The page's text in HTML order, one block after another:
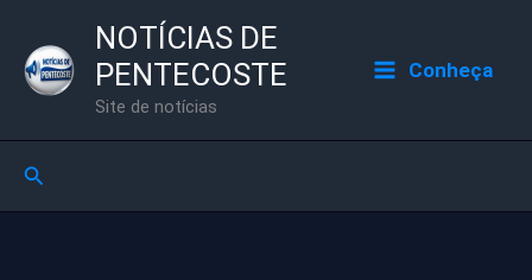
para
NOTÍCIAS DE
PENTECOSTE
Site de notícias
Conheça
Pesquisar